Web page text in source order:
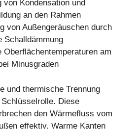
von Kondensation und
an den Rahmen
von Außengeräuschen durch
Schalldämmung
Oberflächentemperaturen am
Minusgraden
und thermische Trennung
Diese
den Wärmefluss vom
effektiv. Warme Kanten